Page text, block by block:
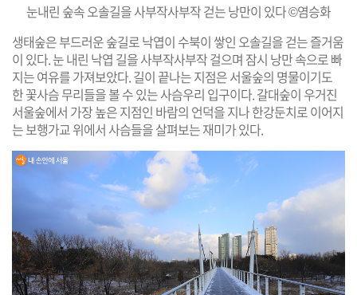
눈내린 숲속 오솔길을 사부작사부작 걷는 낭만이 있다 ©염승화
생태숲은 부드러운 숲길로 낙엽이 수북이 쌓인 오솔길을 걷는 즐거움
이 있다. 눈 내린 낙엽 길을 사부작사부작 걸으며 잠시 낭만 속으로 빠
지는 여유를 가져보았다. 길이 끝나는 지점은 서울숲의 명물이기도
한 꽃사슴 무리들을 볼 수 있는 사슴우리 입구이다. 갈대숲이 우거진
서울숲에서 가장 높은 지점인 바람의 언덕을 지나 한강둔치로 이어지
는 보행가교 위에서 사슴들을 살펴보는 재미가 있다.